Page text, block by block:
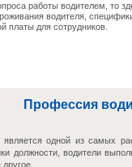
работы водителем, то
водителя,
платы для сотрудников.
Профессия
одной из самых
должности, водители